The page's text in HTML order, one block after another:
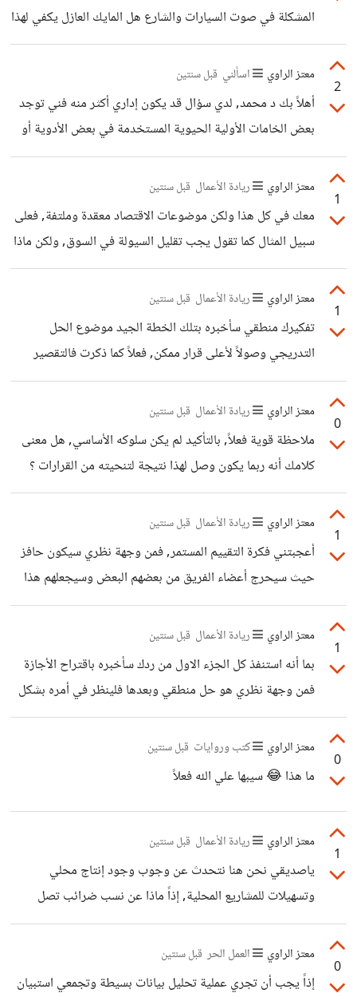
المشكلة في صوت السيارات والشارع هل المايك العازل يكفي لهذا
؟ وثاني شئ الخلفية, أريد مايوحي بالإثارة والغموض لا أريد أن
يكون الفيديو مثلا بشكل علمي ممل أو سرد معلومات لأن
السكربت في شكل قصص
2
معتز الراوي اسألني قبل سنتين
أهلاً بك د محمد, لدي سؤال قد يكون إداري أكثر منه فني توجد
بعض الخامات الأولية الحيوية المستخدمة في بعض الأدوية أو
بعض البروبيوتكس الحية, هل الشركات في مصر يمكن التواصل
معها لبيع مثل تلك الخامات لها أم يفضلون استيرادها, وماهي
الناحية القانونية للعمل مع مثل تلك الشركات كمورد مادة خام
حيوية (مثل مستخلصات النباتات والanti fungal وغيرها)
1
معتز الراوي ريادة الأعمال قبل سنتين
معك في كل هذا ولكن موضوعات الاقتصاد معقدة وملتفة, فعلى
سبيل المثال كما تقول يجب تقليل السيولة في السوق, ولكن ماذا
يفعلون لهذا هم يرفعون فوائد البنوك كي يودع الناس أموالهم في
البنك حباً في الفائدة ولكن رفع هذه الفائدة يجب أن يسبقوه
برفع فائدة القروض التي تحصل من الناس والشركات, وعلى هذا
فسيحدث تضخم أكبر (أي نتيجة عكسية) بالإضافة إلى أنه يؤثر
هذا على حالة الأسعار والذهب.... لذلك يقولون الحل من دائرة
1
معتز الراوي ريادة الأعمال قبل سنتين
تفكيرك منطقي سأخبره بتلك الخطة الجيد موضوع الحل
التدريجي وصولاً لأعلى قرار ممكن, فعلاً كما ذكرت فالتقصير
يؤثر علي الجميع
0
معتز الراوي ريادة الأعمال قبل سنتين
ملاحظة قوية فعلاً, بالتأكيد لم يكن سلوكه الأساسي, هل معنى
كلامك أنه ربما يكون وصل لهذا نتيجة لتنحيته من القرارات ؟
1
معتز الراوي ريادة الأعمال قبل سنتين
أعجبتني فكرة التقييم المستمر, فمن وجهة نظري سيكون حافز
حيث سيحرج أعضاء الفريق من بعضهم البعض وسيجعلهم هذا
ليعملوا بشكل جيد
1
معتز الراوي ريادة الأعمال قبل سنتين
بما أنه استنفذ كل الجزء الاول من ردك سأخبره باقتراح الأجازة
فمن وجهة نظري هو حل منطقي وبعدها فلينظر في أمره بشكل
عملي بعيد عن الصداقة
0
معتز الراوي كتب وروايات قبل سنتين
ما هذا 😂 سيبها علي الله فعلاً
1
معتز الراوي ريادة الأعمال قبل سنتين
ياصديقي نحن هنا نتحدث عن وجوب وجود إنتاج محلي
وتسهيلات للمشاريع المحلية, إذاً ماذا عن نسب ضرائب تصل
ل25% وأكثر أي ربح أكثر من صاحب المشروع نفسه...
0
معتز الراوي العمل الحر قبل سنتين
إذاً يجب أن تجري عملية تحليل بيانات بسيطة وتجمعي استبيان